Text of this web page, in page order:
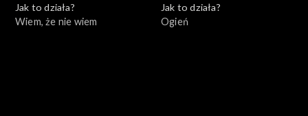
Jak to działa?
Wiem, że nie wiem
Jak to działa?
Ogień